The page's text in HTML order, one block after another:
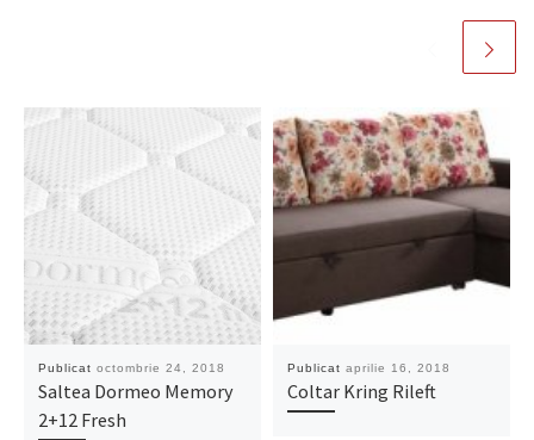
Publicat octombrie 24, 2018
Saltea Dormeo Memory
2+12 Fresh
Publicat aprilie 16, 2018
Coltar Kring Rileft